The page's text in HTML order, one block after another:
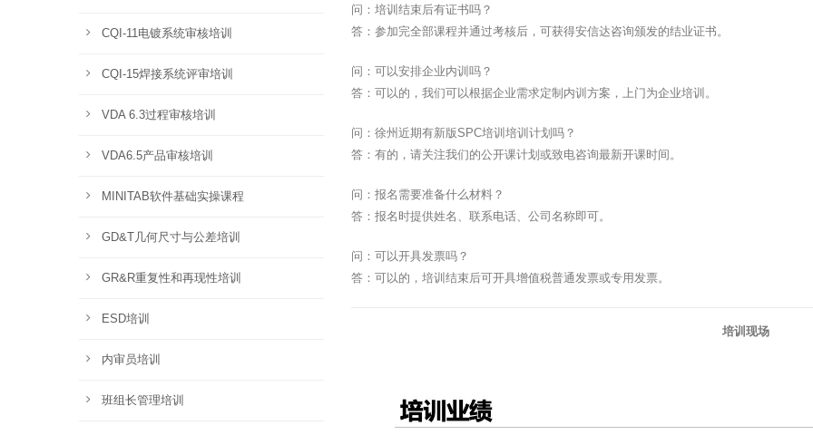
问：培训结束后有证书吗？
答：参加完全部课程并通过考核后，可获得安信达咨询颁发的结业证书。
问：可以安排企业内训吗？
答：可以的，我们可以根据企业需求定制内训方案，上门为企业培训。
问：徐州近期有新版SPC培训培训计划吗？
答：有的，请关注我们的公开课计划或致电咨询最新开课时间。
问：报名需要准备什么材料？
答：报名时提供姓名、联系电话、公司名称即可。
问：可以开具发票吗？
答：可以的，培训结束后可开具增值税普通发票或专用发票。
培训现场
CQI-11电镀系统审核培训
CQI-15焊接系统评审培训
VDA 6.3过程审核培训
VDA6.5产品审核培训
MINITAB软件基础实操课程
GD&T几何尺寸与公差培训
GR&R重复性和再现性培训
ESD培训
内审员培训
班组长管理培训